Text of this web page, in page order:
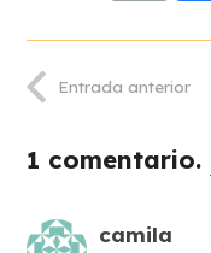
Entrada anterior
1 comentario.
camila